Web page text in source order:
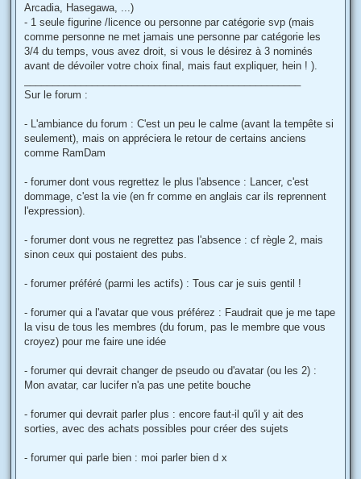
Arcadia, Hasegawa, ...)
- 1 seule figurine /licence ou personne par catégorie svp (mais
comme personne ne met jamais une personne par catégorie les
3/4 du temps, vous avez droit, si vous le désirez à 3 nominés
avant de dévoiler votre choix final, mais faut expliquer, hein ! ).
Sur le forum :
- L'ambiance du forum : C'est un peu le calme (avant la tempête si
seulement), mais on appréciera le retour de certains anciens
comme RamDam
- forumer dont vous regrettez le plus l'absence : Lancer, c'est
dommage, c'est la vie (en fr comme en anglais car ils reprennent
l'expression).
- forumer dont vous ne regrettez pas l'absence : cf règle 2, mais
sinon ceux qui postaient des pubs.
- forumer préféré (parmi les actifs) : Tous car je suis gentil !
- forumer qui a l'avatar que vous préférez : Faudrait que je me tape
la visu de tous les membres (du forum, pas le membre que vous
croyez) pour me faire une idée
- forumer qui devrait changer de pseudo ou d'avatar (ou les 2) :
Mon avatar, car lucifer n'a pas une petite bouche
- forumer qui devrait parler plus : encore faut-il qu'il y ait des
sorties, avec des achats possibles pour créer des sujets
- forumer qui parle bien : moi parler bien d x